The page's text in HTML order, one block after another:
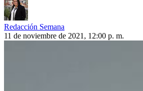
Redacción Semana
11 de noviembre de 2021, 12:00 p. m.